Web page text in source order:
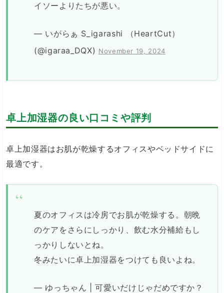
イソーよりたちが悪い。
— いがらぁ S_igarashi （HeartCut）
(@igaraa_DQX) November 19, 2024
卓上加湿器の良い口コミや評判
卓上加湿器はお肌が乾燥するオフィスやベッドサイドに
最適です。
夏のオフィスは冷房でお肌が乾燥する。朝晩
のケアをさらにしっかり、飲む水分補給もし
っかりしないとね。
冬みたいに卓上加湿器をつけても良いよね。
— ゆっちゃん | 可愛いだけじゃだめですか？